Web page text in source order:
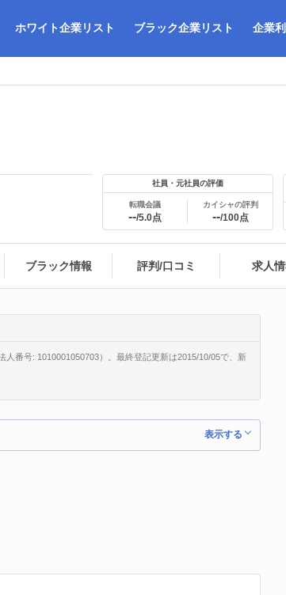
ホワイト企業リスト ブラック企業リスト 企業
社員・元社員の評価
転職会議
--/5.0点
カイシャの評判
--/100点
ブラック情報 評判/口コミ 求人
番号: 1010001050703）。最終登記更新は2015/10/05で、新
表示する